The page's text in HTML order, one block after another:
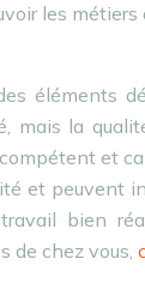
les métiers
éléments
mais la
et
et peuvent
bien
de chez vous,